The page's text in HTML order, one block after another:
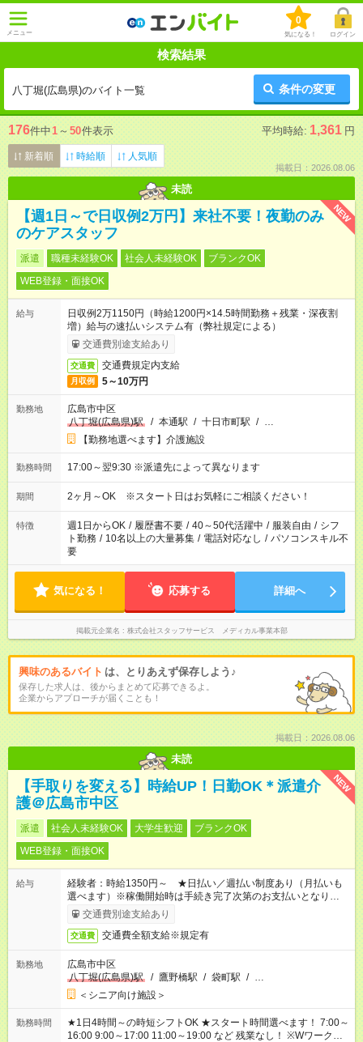
メニュー
0
気になる！ ログイン
検索結果
八丁堀(広島県)のバイト一覧 条件の変更
176件中1 ～ 50件表示 平均時給: 1,361 円
新着順 時給順 人気順
掲載日：2026.08.06
未読
NEW
【週1日～で日収例2万円】来社不要！夜勤のみ
のケアスタッフ
派遣 職種未経験OK 社会人未経験OK
ブランクOK
WEB登録・面接OK
給与
日収例2万1150円（時給1200円×14.5時間勤務＋残業・深夜割
増）給与の速払いシステム有（弊社規定による）
交通費別途支給あり
交通費 交通費規定内支給
月収例 5～10万円
勤務地
広島市中区
八丁堀(広島県)駅
/ 本通駅 / 十日市町駅 / …
【勤務地選べます】介護施設
勤務時間 17:00～翌9:30 ※派遣先によって異なります
期間 2ヶ月～OK ※スタート日はお気軽にご相談ください！
特徴 週1日からOK / 履歴書不要 / 40～50代活躍中 / 服装自由 / シフ
ト勤務 / 10名以上の大量募集 / 電話対応なし / パソコンスキル不
要
気になる！ 応募する 詳細へ
掲載元企業名 株式会社スタッフサービス メディカル事業本部
興味のあるバイト は、とりあえず保存しよう♪
保存した求人は、後からまとめて応募できるよ。
企業からアプローチが届くことも！
掲載日：2026.08.06
未読
NEW
【手取りを変える】時給UP！日勤OK＊派遣介
護＠広島市中区
派遣 社会人未経験OK 大学生歓迎
ブランクOK
WEB登録・面接OK
給与
経験者：時給1350円～ ★日払い／週払い制度あり（月払いも
選べます）※稼働開始時は手続き完了次第のお支払いとなりま
す。交通費別途支給あり
交通費 交通費全額支給※規定有
勤務地
広島市中区
八丁堀(広島県)駅
/ 鷹野橋駅 / 袋町駅 / …
＜シニア向け施設＞
勤務時間
★1日4時間～の時短シフトOK ★スタート時間選べます！ 7:00～
16:00 9:00～17:00 11:00～19:00 など 残業なし！ ※Wワークの